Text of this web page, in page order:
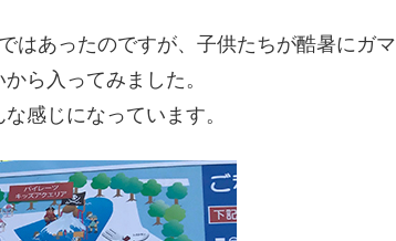
はあったのですが、子供たちが酷暑にガマ
ら入ってみました。
な感じになっています。